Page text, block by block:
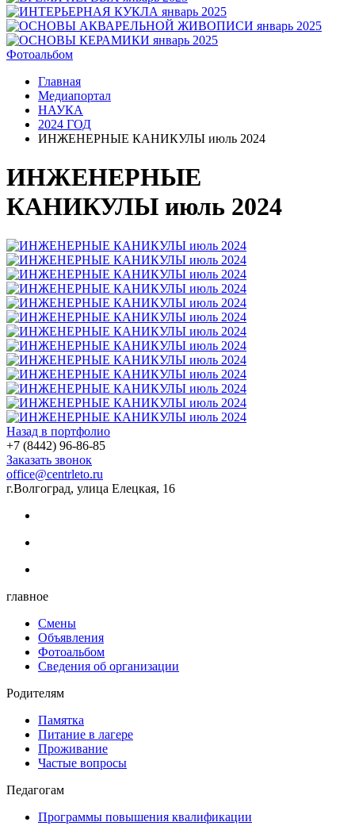
Фотоальбом
Главная
Медиапортал
НАУКА
2024 ГОД
ИНЖЕНЕРНЫЕ КАНИКУЛЫ июль 2024
ИНЖЕНЕРНЫЕ
КАНИКУЛЫ июль 2024
Назад в портфолио
+7 (8442) 96-86-85
Заказать звонок
office@centrleto.ru
г.Волгоград, улица Елецкая, 16
главное
Смены
Объявления
Фотоальбом
Сведения об организации
Родителям
Памятка
Питание в лагере
Проживание
Частые вопросы
Педагогам
Программы повышения квалификации